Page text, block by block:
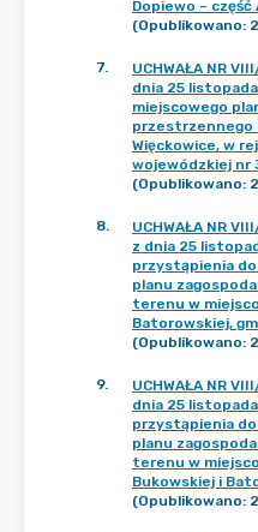
Dopiewo – część
(Opublikowano:
7.
UCHWAŁA NR
dnia 25
miejscowego
przestrzennego
Więckowice, w
wojewódzkiej nr
(Opublikowano:
8.
UCHWAŁA NR
z dnia 25
przystąpienia
planu
terenu w
Batorowskiej,
(Opublikowano:
9.
UCHWAŁA NR
dnia 25
przystąpienia
planu
terenu w
Bukowskiej i
(Opublikowano: